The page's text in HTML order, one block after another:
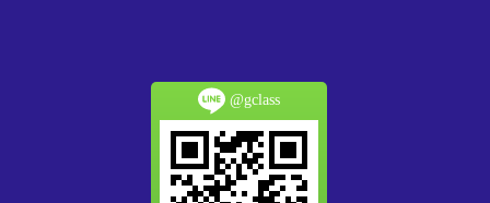
@gclass